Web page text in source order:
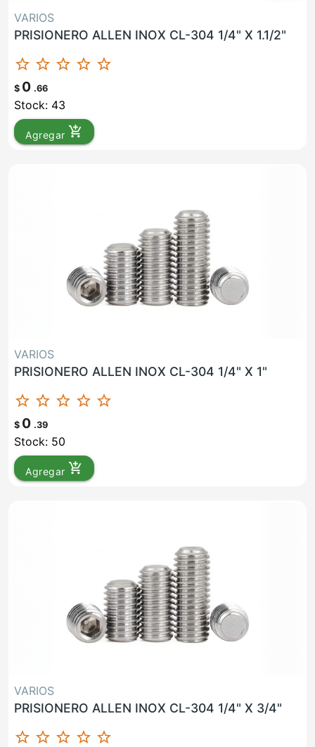
VARIOS
PRISIONERO ALLEN INOX CL-304 1/4" X 1.1/2"
star_border star_border star_border star_border star_border
$ 0 .66
Stock: 43
Agregar add_shopping_cart
VARIOS
PRISIONERO ALLEN INOX CL-304 1/4" X 1"
star_border star_border star_border star_border star_border
$ 0 .39
Stock: 50
Agregar add_shopping_cart
VARIOS
PRISIONERO ALLEN INOX CL-304 1/4" X 3/4"
star_border star_border star_border star_border star_border